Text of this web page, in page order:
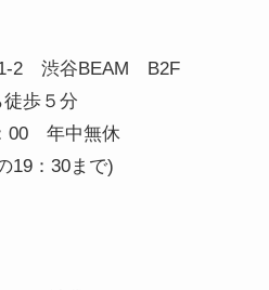
2 渋谷BEAM B2F
歩５分
00 年中無休
19：30まで)